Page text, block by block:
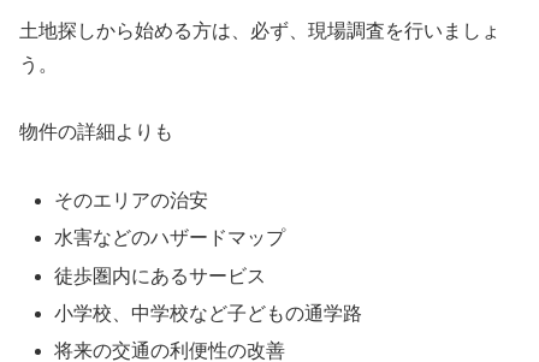
土地探しから始める方は、必ず、現場調査を行いましょ
う。
物件の詳細よりも
そのエリアの治安
水害などのハザードマップ
徒歩圏内にあるサービス
小学校、中学校など子どもの通学路
将来の交通の利便性の改善